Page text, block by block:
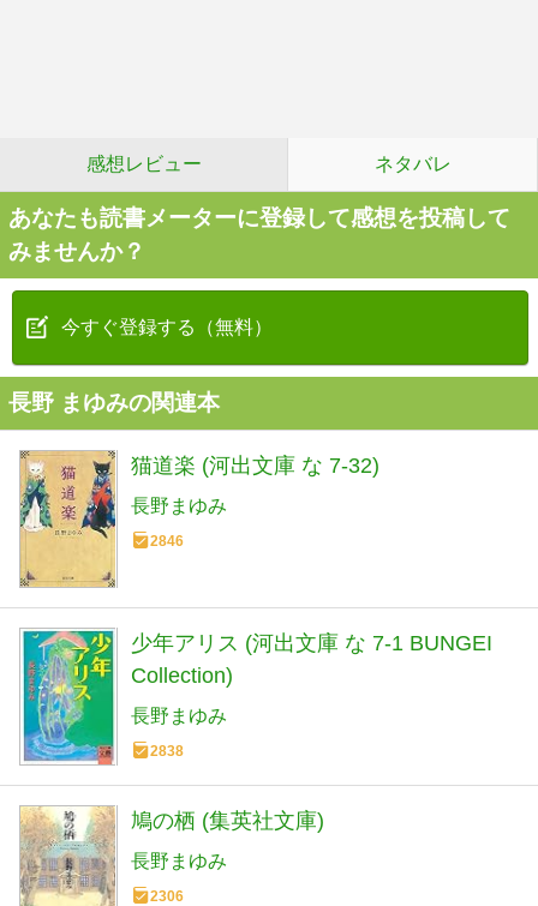
感想レビュー ネタバレ
あなたも読書メーターに登録して感想を投稿して
みませんか？
今すぐ登録する（無料）
長野 まゆみの関連本
猫道楽 (河出文庫 な 7-32)
長野まゆみ
2846
少年アリス (河出文庫 な 7-1 BUNGEI
Collection)
長野まゆみ
2838
鳩の栖 (集英社文庫)
長野まゆみ
2306